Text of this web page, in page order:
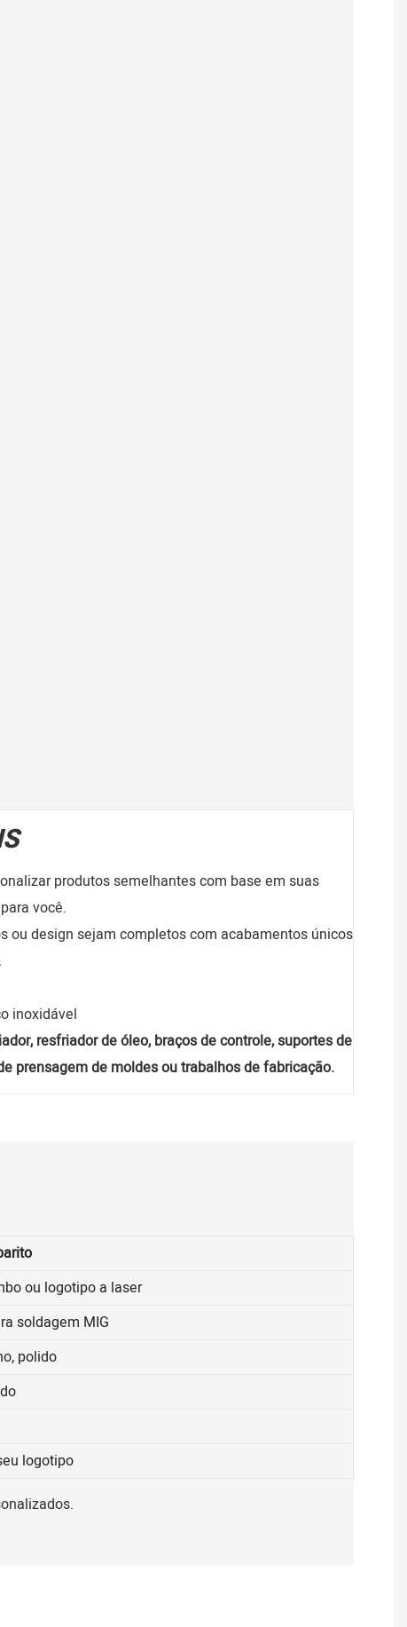
produtos semelhantes com base em suas
você.
ou design sejam completos com acabamentos únicos
inoxidável
resfriador de óleo, braços de controle, suportes de
prensagem de moldes ou trabalhos de fabricação.
ou logotipo a laser
soldagem MIG
polido
logotipo